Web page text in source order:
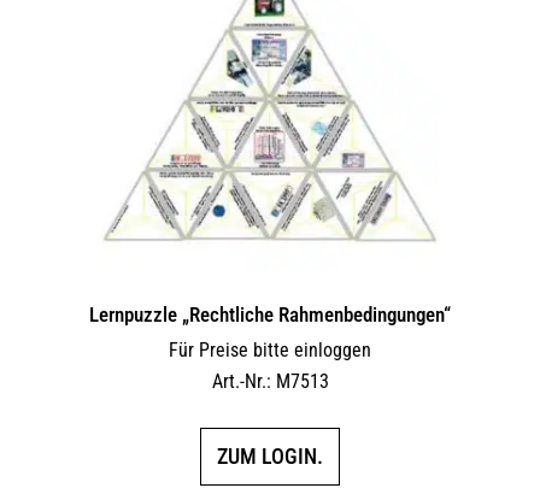
Lernpuzzle „Rechtliche Rahmenbedingungen“
Für Preise bitte einloggen
Art.-Nr.: M7513
ZUM LOGIN.